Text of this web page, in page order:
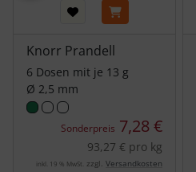
Knorr Prandell
6 Dosen mit je 13 g
Ø 2,5 mm
Sonderpreis 7,28 €
93,27 € pro kg
inkl. 19 % MwSt. zzgl. Versandkosten